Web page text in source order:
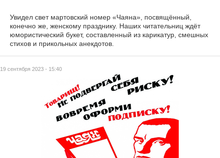
19 сентября 2023 - 15:40
Увидел свет мартовский номер «Чаяна», посвящённый,
конечно же, женскому празднику. Наших читательниц ждёт
юмористический букет, составленный из карикатур, смешных
стихов и прикольных анекдотов.